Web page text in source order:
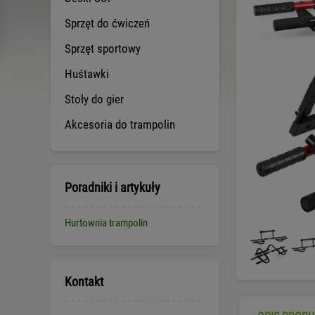
Sprzęt do ćwiczeń
Sprzęt sportowy
Huśtawki
Stoły do gier
Akcesoria do trampolin
Poradniki i artykuły
Hurtownia trampolin
Kontakt